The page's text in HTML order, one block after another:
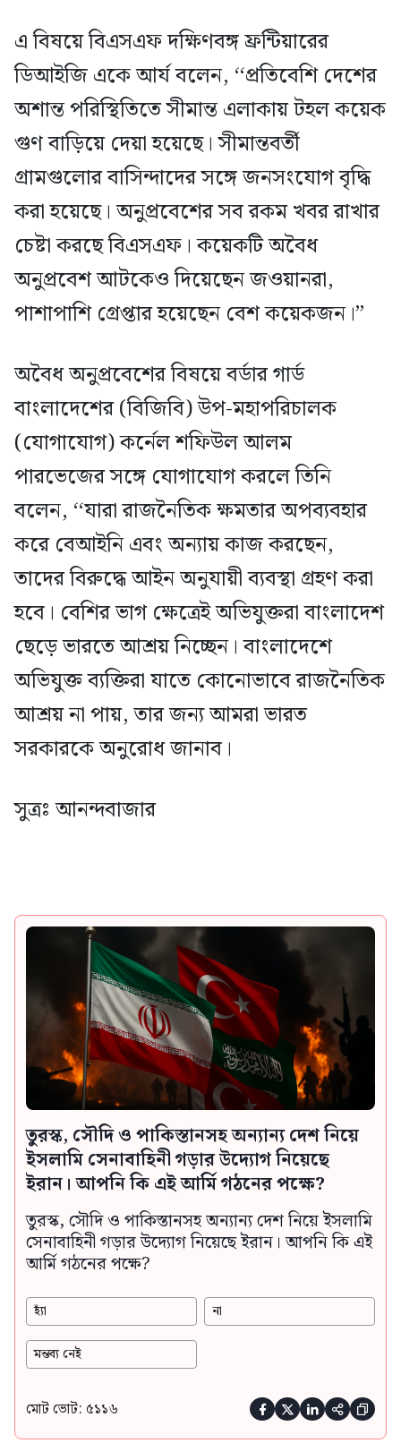
এ বিষয়ে বিএসএফ দক্ষিণবঙ্গ ফ্রন্টিয়ারের
ডিআইজি একে আর্য বলেন, ‘‘প্রতিবেশি দেশের
অশান্ত পরিস্থিতিতে সীমান্ত এলাকায় টহল কয়েক
গুণ বাড়িয়ে দেয়া হয়েছে। সীমান্তবর্তী
গ্রামগুলোর বাসিন্দাদের সঙ্গে জনসংযোগ বৃদ্ধি
করা হয়েছে। অনুপ্রবেশের সব রকম খবর রাখার
চেষ্টা করছে বিএসএফ। কয়েকটি অবৈধ
অনুপ্রবেশ আটকেও দিয়েছেন জওয়ানরা,
পাশাপাশি গ্রেপ্তার হয়েছেন বেশ কয়েকজন।’’
অবৈধ অনুপ্রবেশের বিষয়ে বর্ডার গার্ড
বাংলাদেশের (বিজিবি) উপ-মহাপরিচালক
(যোগাযোগ) কর্নেল শফিউল আলম
পারভেজের সঙ্গে যোগাযোগ করলে তিনি
বলেন, ‘‘যারা রাজনৈতিক ক্ষমতার অপব্যবহার
করে বেআইনি এবং অন্যায় কাজ করছেন,
তাদের বিরুদ্ধে আইন অনুযায়ী ব্যবস্থা গ্রহণ করা
হবে। বেশির ভাগ ক্ষেত্রেই অভিযুক্তরা বাংলাদেশ
ছেড়ে ভারতে আশ্রয় নিচ্ছেন। বাংলাদেশে
অভিযুক্ত ব্যক্তিরা যাতে কোনোভাবে রাজনৈতিক
আশ্রয় না পায়, তার জন্য আমরা ভারত
সরকারকে অনুরোধ জানাব।
সুত্রঃ আনন্দবাজার
তুরস্ক, সৌদি ও পাকিস্তানসহ অন্যান্য দেশ নিয়ে
ইসলামি সেনাবাহিনী গড়ার উদ্যোগ নিয়েছে
ইরান। আপনি কি এই আর্মি গঠনের পক্ষে?
তুরস্ক, সৌদি ও পাকিস্তানসহ অন্যান্য দেশ নিয়ে ইসলামি
সেনাবাহিনী গড়ার উদ্যোগ নিয়েছে ইরান। আপনি কি এই
আর্মি গঠনের পক্ষে?
হ্যাঁ না
মন্তব্য নেই
মোট ভোট: ৫১১৬     